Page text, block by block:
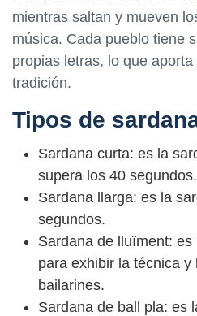
mientras saltan y mueven
música. Cada pueblo tiene
propias letras, lo que
tradición.
Tipos de
Sardana curta: es la
supera los 40 segundos.
Sardana llarga: es la
segundos.
Sardana de lluïment:
para exhibir la técnica y
bailarines.
Sardana de ball pla: es